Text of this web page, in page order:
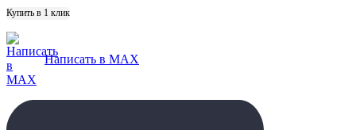
Купить в 1 клик
Написать в MAX